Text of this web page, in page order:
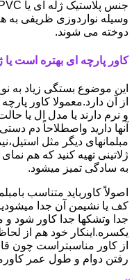
وسیله نواردوزی ظریفی به
دوخته می شوند.
کاور پارچه ای بهتره است یا
این موضوع بستگی زیاد به
از آن دارد.معمولا کاور
و نرم دارند یا مدل ال یا
آنها دارید واصطلاحاً دم
مبلمانهای دیگر مثل
ژلاتینی تهیه کنید که هم
به سادگی تمیز میشود.
اصولاً کاورباید متناسب
کف یا نشیمن آن جدا
جدا وتشکها جدا کاور شود و
یکسره.اینکار خود هم از
از کاور مناسبتراست چون
رفتن دوام و طول عمر